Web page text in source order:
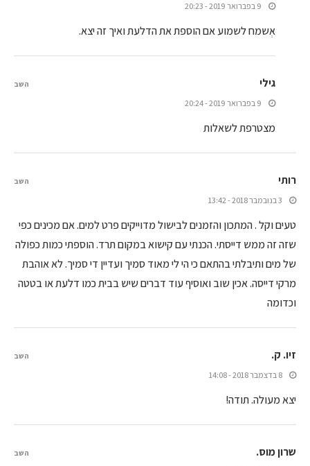
9 בפברואר 2019 - 20:23
אְשמח לשמוע אם הוספת את הדלעת ואיך זה יצא.
גילי
9 בפברואר 2019 - 20:24
מצטרפת לשאלות
השב
רותי
3 בנובמבר 2018 - 13:42
טעים וקל . המתכון והזמנים לבישול מדוייקים פרט למים. אם מכינים כפי
שזה זה ממש דייסתי. הכנתי עם קישוא במקום תרד. הוספתי כמות כפולה
של מים ותיבלתי בהתאם כי הי לי מאוד סמיך ועדיין די סמיך. לא אוהבת
מרקי דייסה. אכין שוב ואוסיף עוד דברים שיש בבית כמו דלעת או בטטה
וכדומה
השב
זיו. ק.
8 בדצמבר 2018 - 14:08
יצא מעולה. תודה!
השב
שרון מוס. השב